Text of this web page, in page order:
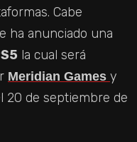
Cabe
ha anunciado una
la cual será
Meridian Games y
20 de septiembre de